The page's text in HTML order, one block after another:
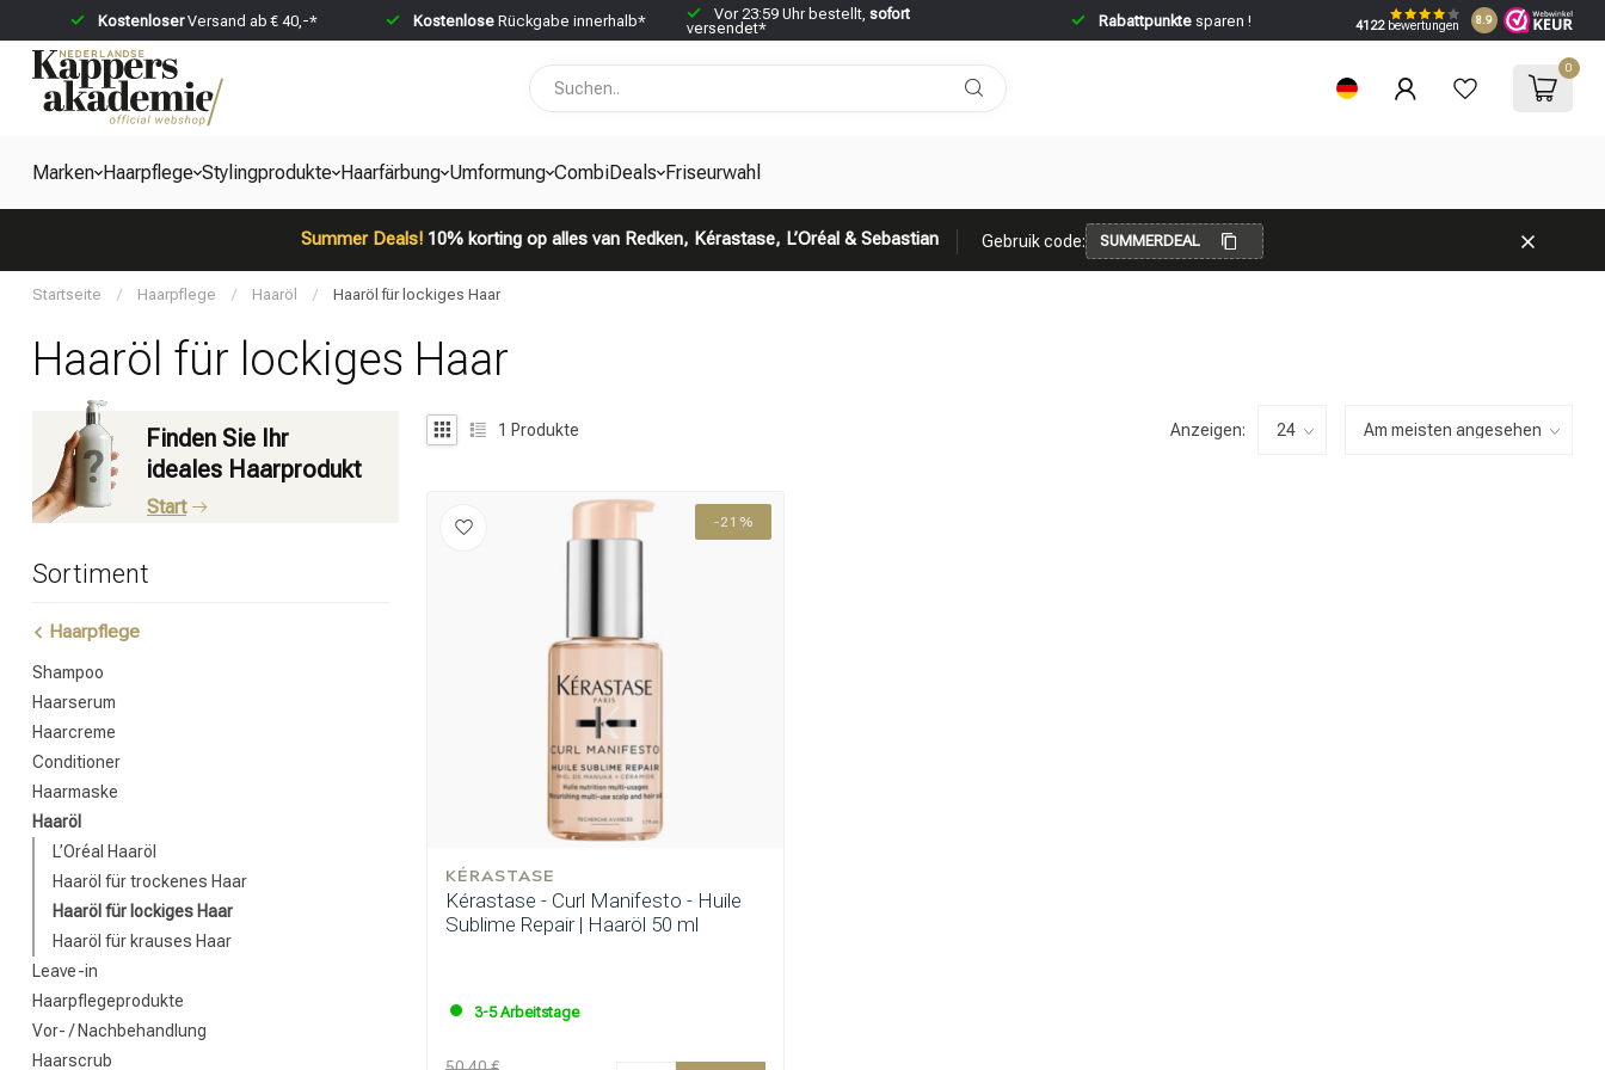
KostenloserVersand ab € 40,-* Kostenlose Rückgabe innerhalb* Vor 23:59 Uhr bestellt, sofort
versendet*
Rabattpunktesparen ! 4122bewertungen 8.9
0
Marken Haarpflege Stylingprodukte Haarfärbung Umformung CombiDeals Friseurwahl
Summer Deals!10% korting op alles van Redken, Kérastase, L’Oréal & Sebastian Gebruik code: SUMMERDEAL
Startseite / Haarpflege / Haaröl / Haaröl für lockiges Haar
Haaröl für lockiges Haar
Finden Sie Ihr
ideales Haarprodukt
Start
Sortiment
Haarpflege
Shampoo
Haarserum
Haarcreme
Conditioner
Haarmaske
Haaröl
L’Oréal Haaröl
Haaröl für trockenes Haar
Haaröl für lockiges Haar
Haaröl für krauses Haar
Leave-in
Haarpflegeprodukte
Vor- / Nachbehandlung
Haarscrub
1 Produkte Anzeigen:
-21%
KÉRASTASE
Kérastase - Curl Manifesto - Huile
Sublime Repair | Haaröl 50 ml
3-5 Arbeitstage